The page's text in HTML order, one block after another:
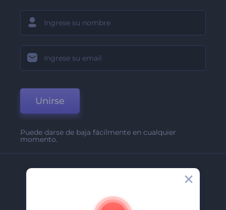
Unirse
Puede darse de baja fácilmente en cualquier
momento.